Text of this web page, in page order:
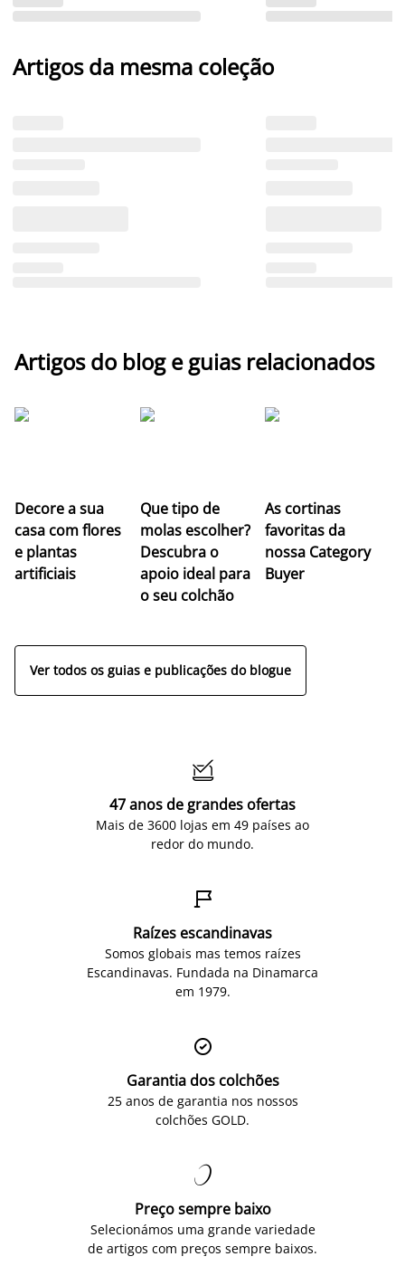
Artigos da mesma coleção
Artigos do blog e guias relacionados
Decore a sua
casa com flores
e plantas
artificiais
Que tipo de
molas escolher?
Descubra o
apoio ideal para
o seu colchão
As cortinas
favoritas da
nossa Category
Buyer
Ver todos os guias e publicações do blogue

47 anos de grandes ofertas
Mais de 3600 lojas em 49 países ao
redor do mundo.

Raízes escandinavas
Somos globais mas temos raízes
Escandinavas. Fundada na Dinamarca
em 1979.

Garantia dos colchões
25 anos de garantia nos nossos
colchões GOLD.

Preço sempre baixo
Selecionámos uma grande variedade
de artigos com preços sempre baixos.